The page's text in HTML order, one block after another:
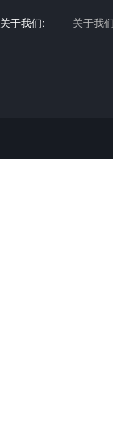
关于我们: 关于我们